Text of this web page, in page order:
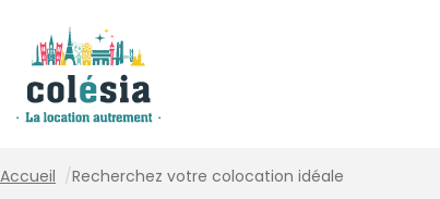
Accueil /Recherchez votre colocation idéale